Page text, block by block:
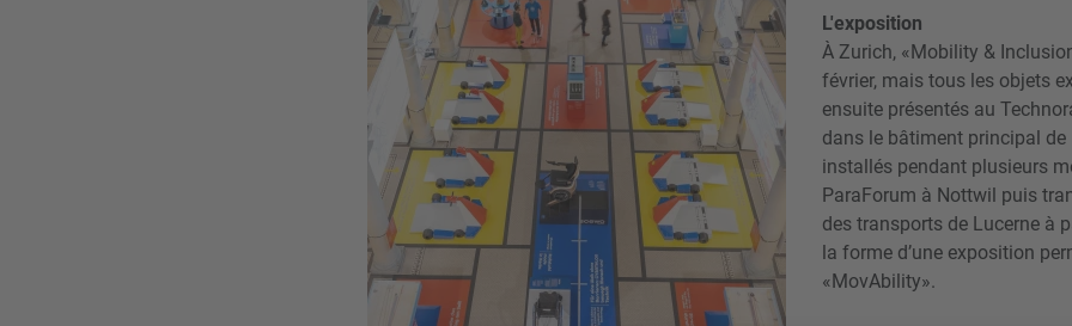
L'exposition
À Zurich, «Mobility &
février, mais tous les objets
ensuite présentés au
dans le bâtiment principal de
installés pendant plusieurs
ParaForum à Nottwil puis
des transports de Lucerne à
la forme d’une exposition
«MovAbility».